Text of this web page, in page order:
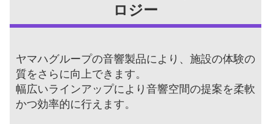
ロジー
ヤマハグループの音響製品により、施設の体験の
質をさらに向上できます。
幅広いラインアップにより音響空間の提案を柔軟
かつ効率的に行えます。